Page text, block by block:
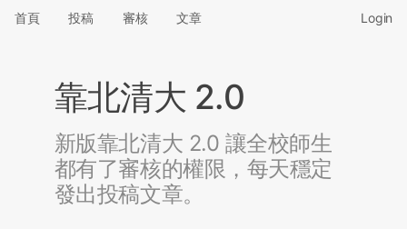
首頁 投稿 審核 文章 Login
靠北清大 2.0
新版靠北清大 2.0 讓全校師生
都有了審核的權限，每天穩定
發出投稿文章。